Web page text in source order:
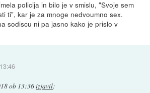
policija in bilo je v smislu, "Svoje sem
ti", kar je za mnoge nedvoumno sex.
sodiscu ni pa jasno kako je prislo v
ob 13:36izjavil: